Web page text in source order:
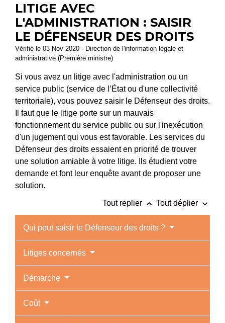
LITIGE AVEC
L'ADMINISTRATION : SAISIR
LE DÉFENSEUR DES DROITS
Vérifié le 03 Nov 2020 - Direction de l'information légale et
administrative (Première ministre)
Si vous avez un litige avec l'administration ou un
service public (service de l’État ou d'une collectivité
territoriale), vous pouvez saisir le Défenseur des droits.
Il faut que le litige porte sur un mauvais
fonctionnement du service public ou sur l'inexécution
d'un jugement qui vous est favorable. Les services du
Défenseur des droits essaient en priorité de trouver
une solution amiable à votre litige. Ils étudient votre
demande et font leur enquête avant de proposer une
solution.
Tout replier keyboard_arrow_up Tout déplier keyboard_arrow_down
Qui peut saisir le Défenseur des droits ?
Litiges concernés
Démarche
Coût